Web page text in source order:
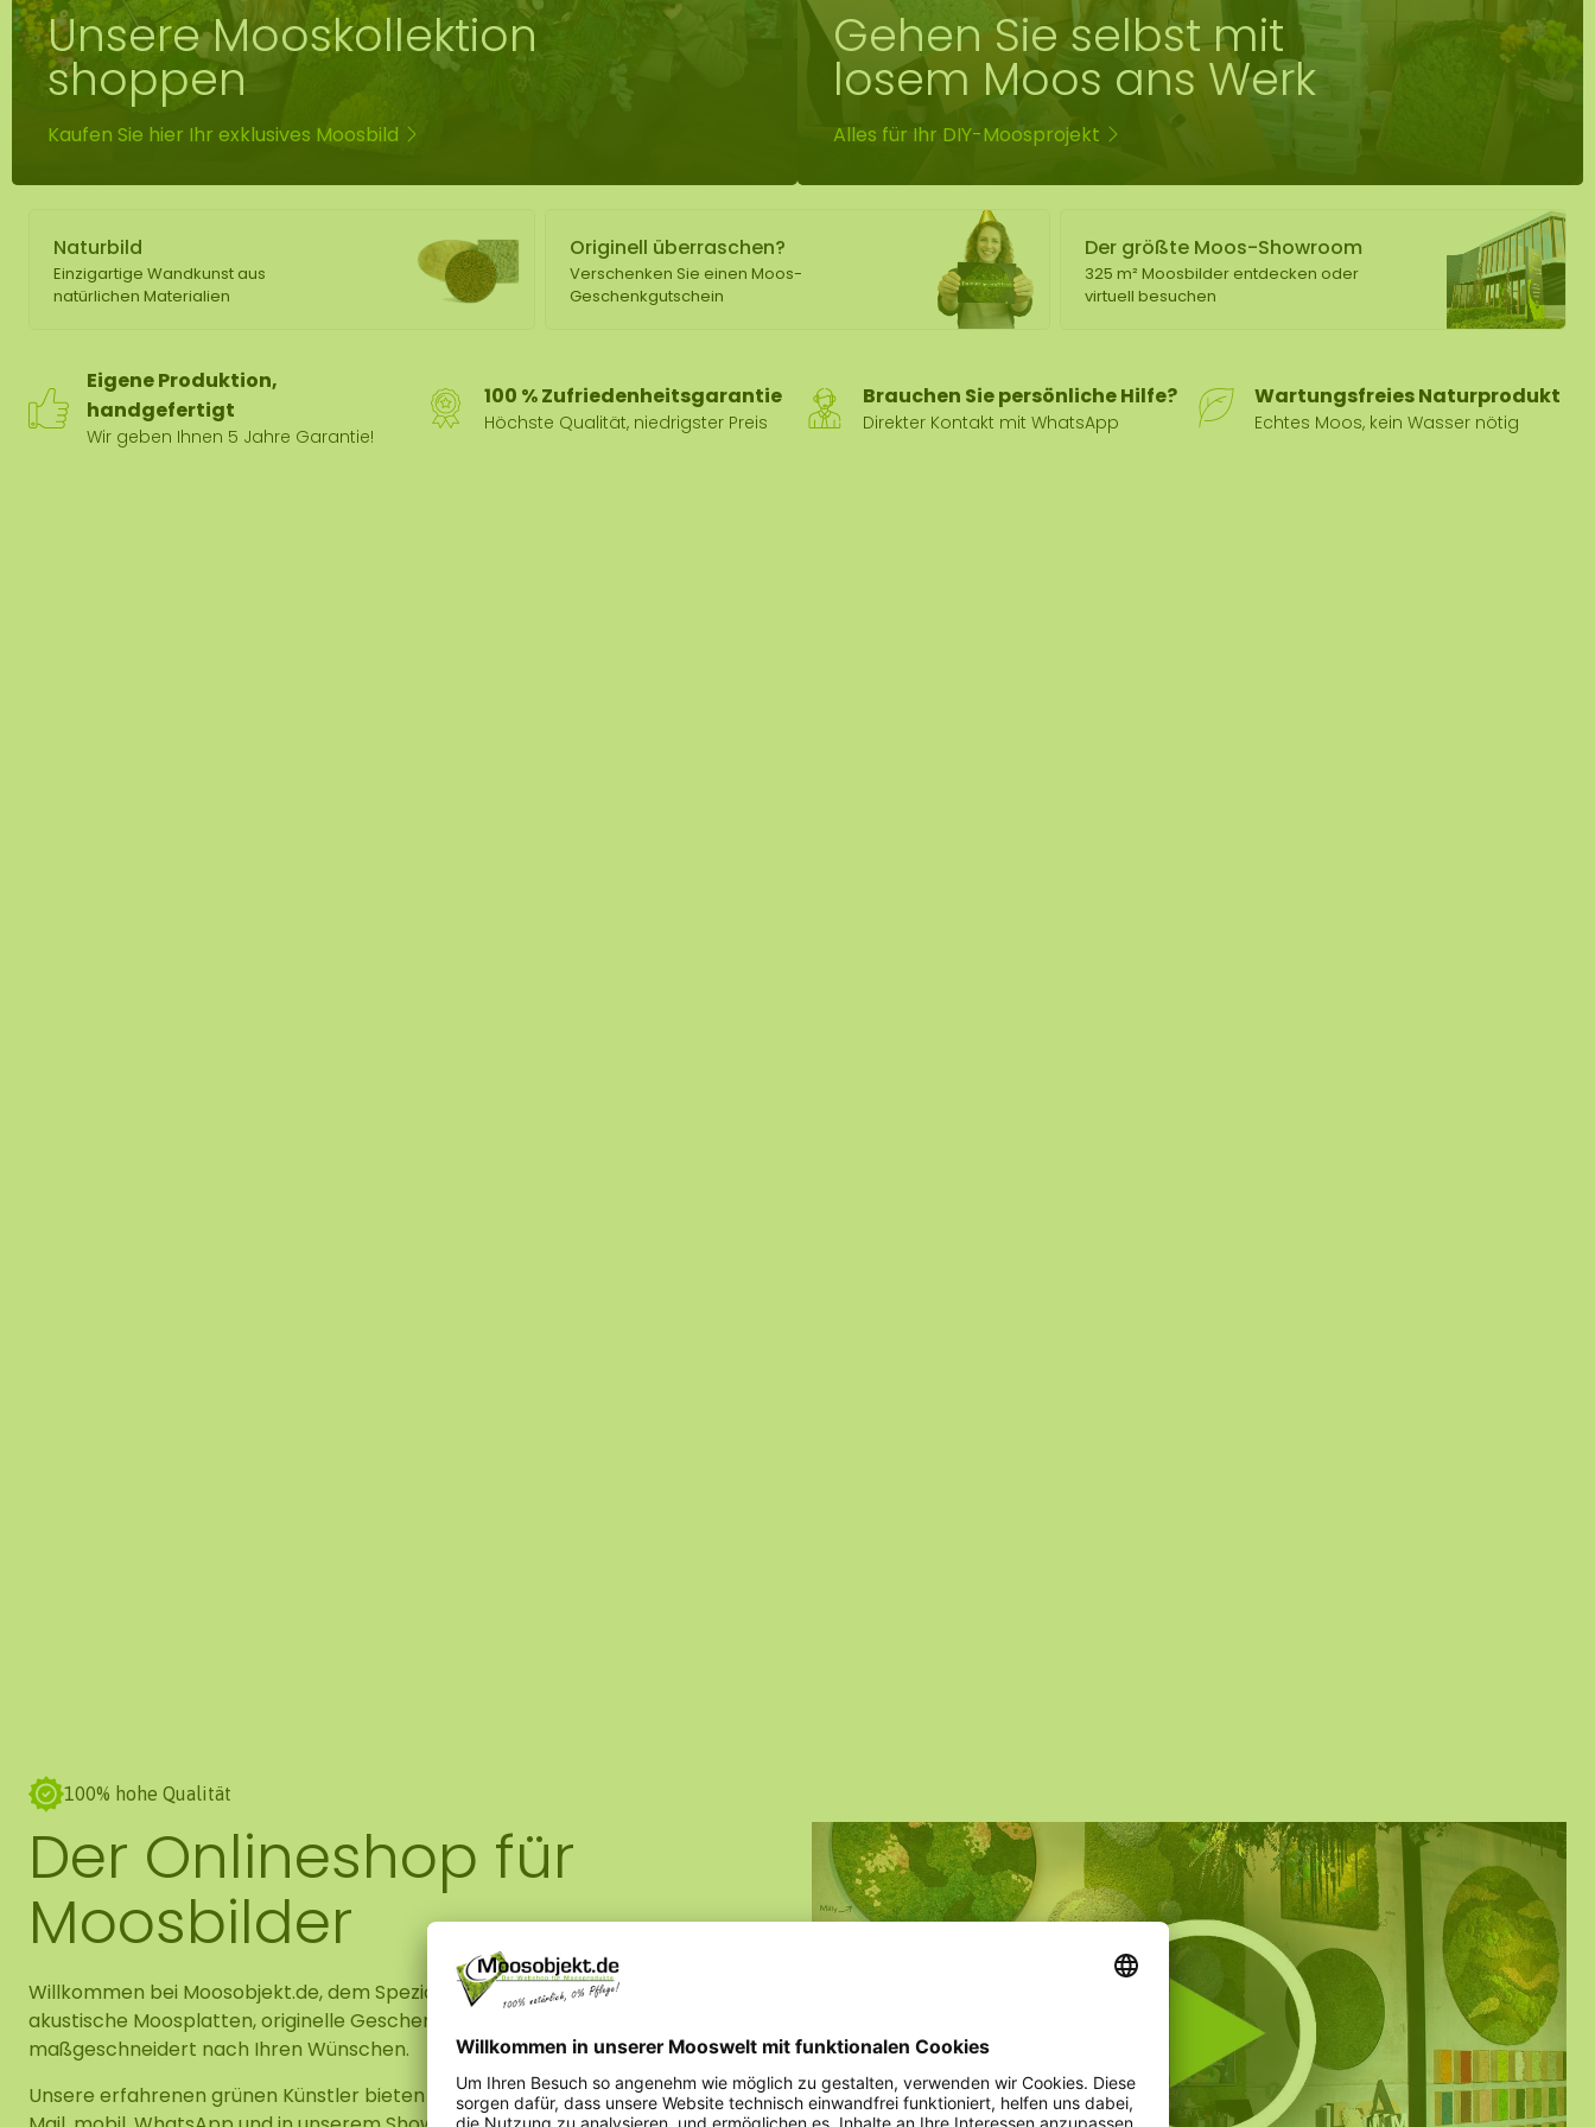
Mobile und flexible Mooswand
Moos Spiegel
Unsere Mooskollektion
shoppen
Kaufen Sie hier Ihr exklusives Moosbild
Gehen Sie selbst mit
losem Moos ans Werk
Alles für Ihr DIY-Moosprojekt
Naturbild
Einzigartige Wandkunst aus
natürlichen Materialien
Originell überraschen?
Verschenken Sie einen Moos-
Geschenkgutschein
Der größte Moos-Showroom
325 m² Moosbilder entdecken oder
virtuell besuchen
Eigene Produktion,
handgefertigt
Wir geben Ihnen 5 Jahre Garantie!
100 % Zufriedenheitsgarantie
Höchste Qualität, niedrigster Preis
Brauchen Sie persönliche Hilfe?
Direkter Kontakt mit WhatsApp
Wartungsfreies Naturprodukt
Echtes Moos, kein Wasser nötig
100% hohe Qualität
Der Onlineshop für
Moosbilder
Willkommen bei Moosobjekt.de, dem Spezialisten für hochwertige Moosbilder,
akustische Moosplatten, originelle Geschenke und DIY-Sets. Alles
maßgeschneidert nach Ihren Wünschen.
Unsere erfahrenen grünen Künstler bieten persönliche Beratung an, die per E-